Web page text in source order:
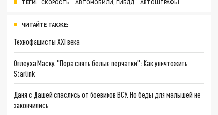
ТЕГИ: СКОРОСТЬ АВТОМОБИЛИ, ГИБДД АВТОШТРАФЫ
ЧИТАЙТЕ ТАКЖЕ:
Технофашисты XXI века
Оплеуха Маску. "Пора снять белые перчатки": Как уничтожить
Starlink
Даня с Дашей спаслись от боевиков ВСУ. Но беды для малышей не
закончились